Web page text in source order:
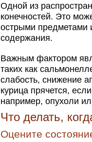
Одной из
конечностей. Это
острыми предметами
содержания.
Важным фактором
таких как
слабость, снижение
курица прячется,
например, опухоли
Что делать,
Оцените